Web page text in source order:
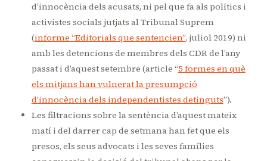
d’innocència dels acusats, ni pel que fa als polítics i
activistes socials jutjats al Tribunal Suprem
(informe “Editorials que sentencien”, juliol 2019) ni
amb les detencions de membres dels CDR de l’any
passat i d’aquest setembre (article “5 formes en què
els mitjans han vulnerat la presumpció
d’innocència dels independentistes detinguts”).
Les filtracions sobre la sentència d’aquest mateix
matí i del darrer cap de setmana han fet que els
presos, els seus advocats i les seves famílies